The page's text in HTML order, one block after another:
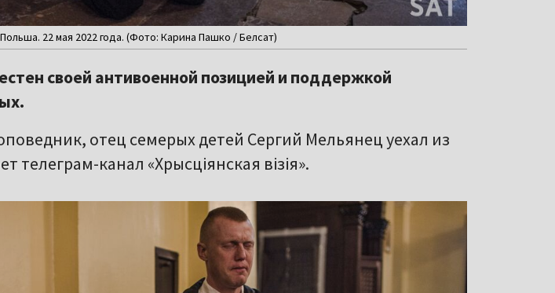
22 мая 2022 года. (Фото: Карина Пашко / Белсат)
своей антивоенной позицией и поддержкой
отец семерых детей Сергий Мельянец уехал из
телеграм-канал «Хрысціянская візія».